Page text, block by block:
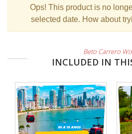
Ops! This product is no
selected date. How about
Beto Carrero
INCLUDED IN